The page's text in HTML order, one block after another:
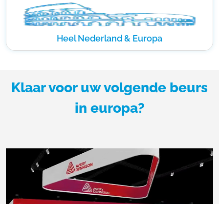
Heel Nederland & Europa
Klaar voor uw volgende beurs
in europa?